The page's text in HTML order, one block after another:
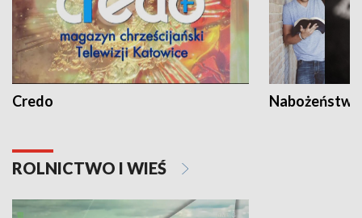
Credo
ROLNICTWO I WIEŚ